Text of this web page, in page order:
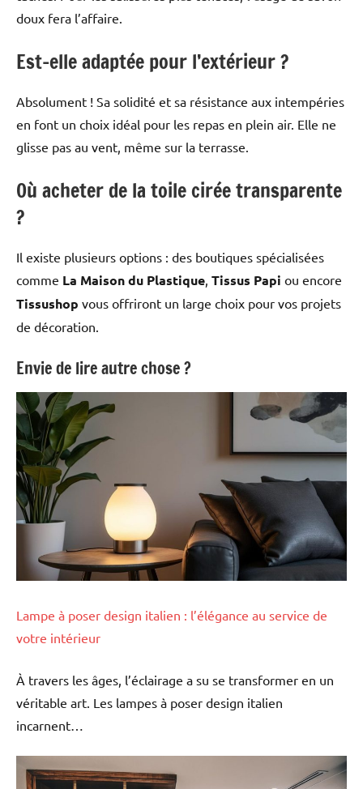
doux fera l’affaire.
Est-elle adaptée pour l’extérieur ?
Absolument ! Sa solidité et sa résistance aux intempéries
en font un choix idéal pour les repas en plein air. Elle ne
glisse pas au vent, même sur la terrasse.
Où acheter de la toile cirée transparente
?
Il existe plusieurs options : des boutiques spécialisées
comme La Maison du Plastique Tissus Papi ou encore
Tissushop vous offriront un large choix pour vos projets
de décoration.
Envie de lire autre chose ?
Lampe à poser design italien : l’élégance au service de
votre intérieur
À travers les âges, l’éclairage a su se transformer en un
véritable art. Les lampes à poser design italien
incarnent…